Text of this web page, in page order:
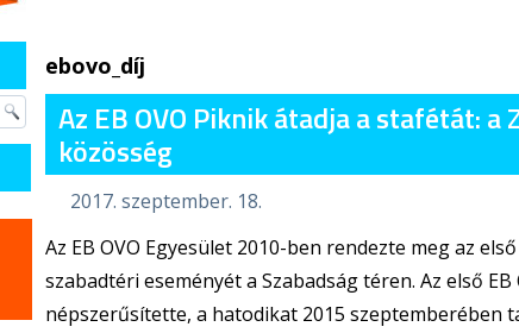
ebovo_díj
Az EB OVO Piknik átadja a stafétát:
közösség
2017. szeptember. 18.
Az EB OVO Egyesület 2010-ben rendezte meg az
szabadtéri eseményét a Szabadság téren. Az első
népszerűsítette, a hatodikat 2015 szeptemberében